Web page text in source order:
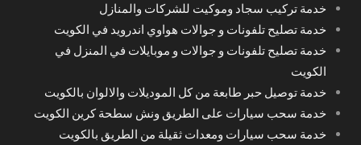
خدمة تركيب سجاد وموكيت للشركات والمنازل
خدمة تصليح تلفونات و جوالات هواوي اندرويد في الكويت
خدمة تصليح تلفونات و جوالات و موبايلات في المنزل في
الكويت
خدمة توصيل حبر طابعة من كل الموديلات والالوان بالكويت
خدمة سحب سيارات على الطريق ونش سطحة كرين الكويت
خدمة سحب سيارات ومعدات ثقيلة من الطريق بالكويت